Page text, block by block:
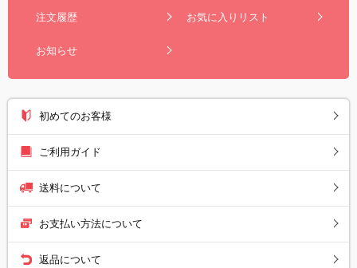
注文履歴 お気に入りリスト
お知らせ
初めてのお客様
ご利用ガイド
送料について
お支払い方法について
返品について